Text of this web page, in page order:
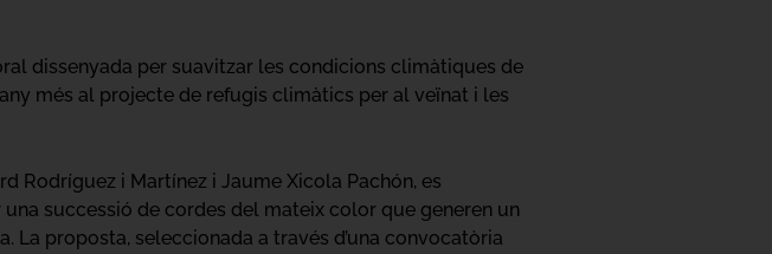
dissenyada per suavitzar les condicions climàtiques de
més al projecte de refugis climàtics per al veïnat i les
Rodríguez i Martínez i Jaume Xicola Pachón, es
successió de cordes del mateix color que generen un
proposta, seleccionada a través d’una convocatòria